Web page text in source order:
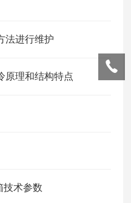
法进行维护
原理和结构特点
技术参数